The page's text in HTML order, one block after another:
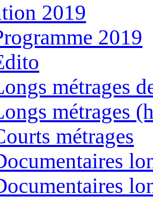
2019
2019
métrages
métrages
métrages